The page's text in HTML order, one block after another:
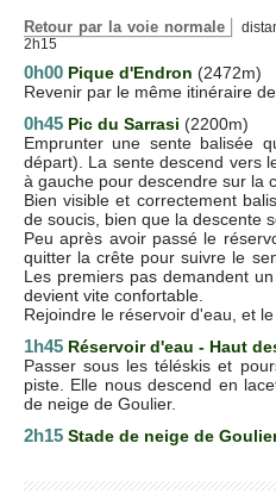
Retour par la voie normale
2h15
0h00 Pique d'Endron (2472m)
Revenir par le même itinéraire
0h45 Pic du Sarrasi (2200m)
Emprunter une sente balisée
départ). La sente descend vers
à gauche pour descendre sur la
Bien visible et correctement
de soucis, bien que la descente
Peu après avoir passé le
quitter la crête pour suivre le
Les premiers pas demandent
devient vite confortable.
Rejoindre le réservoir d'eau, et
1h45 Réservoir d'eau - Haut
Passer sous les téléskis et
piste. Elle nous descend en
de neige de Goulier.
2h15 Stade de neige de